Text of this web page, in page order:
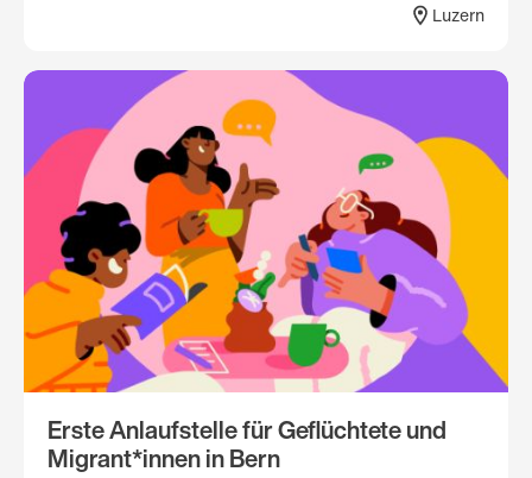
Luzern
Erste Anlaufstelle für Geflüchtete und
Migrant*innen in Bern